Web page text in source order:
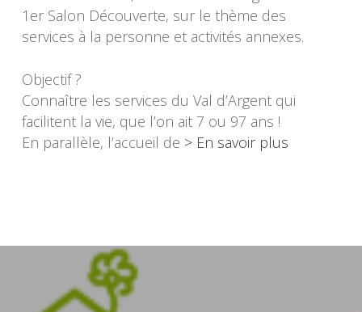
1er Salon Découverte, sur le thème des
services à la personne et activités annexes.
Objectif ?
Connaître les services du Val d’Argent qui
facilitent la vie, que l’on ait 7 ou 97 ans !
En parallèle, l’accueil de > En savoir plus